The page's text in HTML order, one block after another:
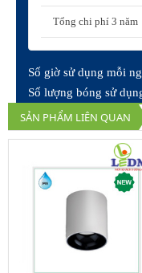
Tổng chi phí 3 năm
Số giờ sử dụng mỗi
Số lượng bóng sử
SẢN PHẨM LIÊN QUAN